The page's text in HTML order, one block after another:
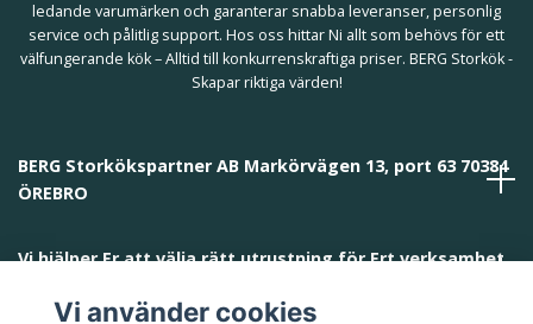
ledande varumärken och garanterar snabba leveranser, personlig
service och pålitlig support. Hos oss hittar Ni allt som behövs för ett
välfungerande kök – Alltid till konkurrenskraftiga priser. BERG Storkök -
Skapar riktiga värden!
BERG Storkökspartner AB Markörvägen 13, port 63 70384
ÖREBRO
Vi hjälper Er att välja rätt utrustning för Ert verksamhet
Vi använder cookies